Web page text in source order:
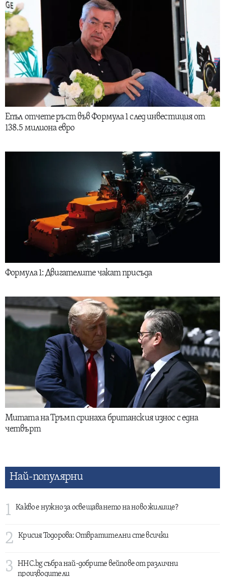
Епъл отчете ръст във Формула 1 след инвестиция от
138.5 милиона евро
Формула 1: Двигателите чакат присъда
Митата на Тръмп сринаха британския износ с една
четвърт
Най-популярни
1 Какво е нужно за освещаването на ново жилище?
2 Крисия Тодорова: Отвратителни сте всички
3
HHC.bg събра най-добрите вейпове от различни
производители